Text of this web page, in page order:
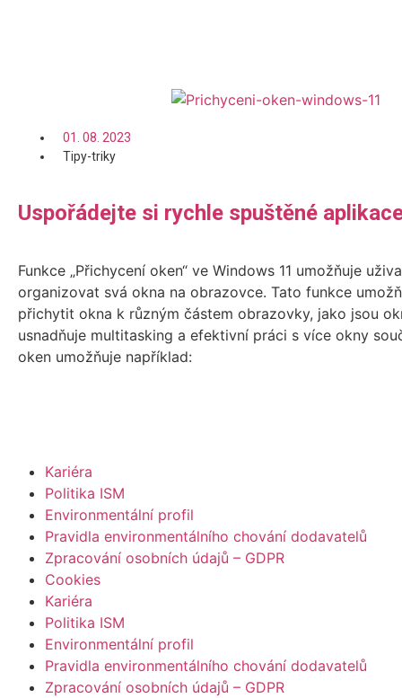
01. 08. 2023
Tipy-triky
Uspořádejte si rychle spuštěné
Funkce „Přichycení oken“ ve Windows 11 umožňuje
organizovat svá okna na obrazovce. Tato funkce
přichytit okna k různým částem obrazovky, jako jsou
usnadňuje multitasking a efektivní práci s více okny
oken umožňuje například:
Kariéra
Politika ISM
Environmentální profil
Pravidla environmentálního chování dodavatelů
Zpracování osobních údajů – GDPR
Cookies
Kariéra
Politika ISM
Environmentální profil
Pravidla environmentálního chování dodavatelů
Zpracování osobních údajů – GDPR